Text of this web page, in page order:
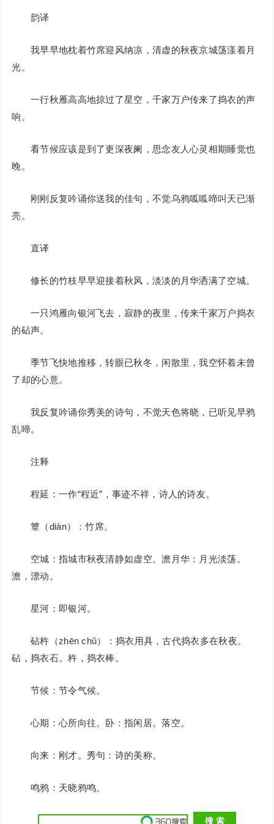
韵译
我早早地枕着竹席迎风纳凉，清虚的秋夜京城荡漾着月
光。
一行秋雁高高地掠过了星空，千家万户传来了捣衣的声
响。
看节候应该是到了更深夜阑，思念友人心灵相期睡觉也
晚。
刚刚反复吟诵你送我的佳句，不觉乌鸦呱呱啼叫天已渐
亮。
直译
修长的竹枝早早迎接着秋风，淡淡的月华洒满了空城。
一只鸿雁向银河飞去，寂静的夜里，传来千家万户捣衣
的砧声。
季节飞快地推移，转眼已秋冬，闲散里，我空怀着未曾
了却的心意。
我反复吟诵你秀美的诗句，不觉天色将晓，已听见早鸦
乱啼。
注释
程延：一作“程近”，事迹不祥，诗人的诗友。
簟（diàn）：竹席。
空城：指城市秋夜清静如虚空。澹月华：月光淡荡。
澹，漂动。
星河：即银河。
砧杵（zhēn chǔ）：捣衣用具，古代捣衣多在秋夜。
砧，捣衣石。杵，捣衣棒。
节候：节令气候。
心期：心所向往。卧：指闲居。落空。
向来：刚才。秀句：诗的美称。
鸣鸦：天晓鸦鸣。